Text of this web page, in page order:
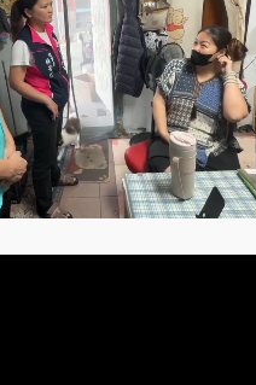
利渡假村！東檢抗告成功
颱白海豚雨彈轟3天 「紅到
濟10億！黃金158kg遭查扣
E宿新北打卡趣」！抽獎
Loaded
57.75%